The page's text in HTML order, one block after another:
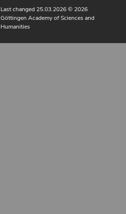
Last changed 25.03.2026© 2026
Göttingen Academy of Sciences and
Humanities